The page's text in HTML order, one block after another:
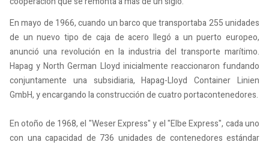
En mayo de 1966, cuando un barco que transportaba 255 unidades
de un nuevo tipo de caja de acero llegó a un puerto europeo,
anunció una revolución en la industria del transporte marítimo.
Hapag y North German Lloyd inicialmente reaccionaron fundando
conjuntamente una subsidiaria, Hapag-Lloyd Container Linien
GmbH, y encargando la construcción de cuatro portacontenedores.
En otoño de 1968, el "Weser Express" y el "Elbe Express", cada uno
con una capacidad de 736 unidades de contenedores estándar